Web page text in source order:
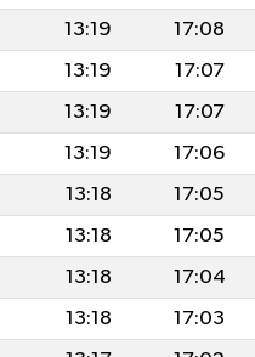
13:19 17:08
13:19 17:07
13:19 17:07
13:19 17:06
13:18 17:05
13:18 17:05
13:18 17:04
13:18 17:03